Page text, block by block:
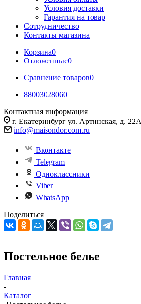
Условия доставки
Гарантия на товар
Сотрудничество
Контакты магазина
Корзина0
Отложенные0
Сравнение товаров0
88003028060
Контактная информация
г. Екатеринбург ул. Артинская, д. 22А
info@maisondor.com.ru
Вконтакте
Telegram
Одноклассники
Viber
WhatsApp
Поделиться
Постельное белье
Главная
-
Каталог